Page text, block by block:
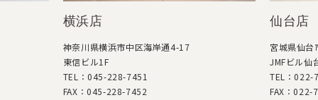
横浜店
神奈川県横浜市中区海岸通4-17
東信ビル1F
TEL：045-228-7451
FAX：045-228-7452
仙台店
宮城県仙
JMFビル仙
TEL：022-
FAX：022-